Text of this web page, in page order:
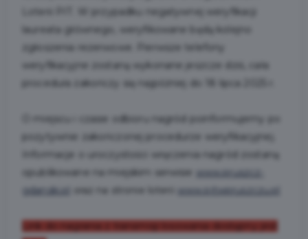
Loterii PIT. W przypadku negatywnej weryfikacji
laureata głównego, weryfikowane będą kolejno
zgłoszenia rezerwowe. Pierwsze telefony
weryfikacyjne zostaną wykonane jeszcze dziś, cała
procedura zakończy się najpóźniej do 18 lipca 2025 r.
O miejscu i czasie odbioru nagród poinformujemy po
pozytywnie zakończonej procedurze weryfikacyjnej.
Informacje o uroczystości wręczenia nagród zostaną
opublikowane na miejskim serwisie
www.pruszcz-
gdanski.pl
oraz na stronie loterii www.pitwpruszczu.pl
Link do nagrania z transmisji losowania dostępny jest